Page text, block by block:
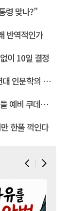
령 맞나?”
반역적인가
이 10일 결정
학의 좌경화
타세력 몰아"
한풀 꺽인다